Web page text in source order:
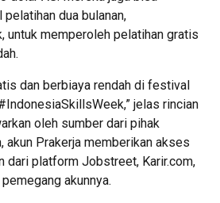
dua bulanan,
untuk memperoleh pelatihan gratis
dan berbiaya rendah di festival
jelas rincian
oleh sumber dari pihak
akun Prakerja memberikan akses
dari platform Jobstreet, Karir.com,
akunnya.